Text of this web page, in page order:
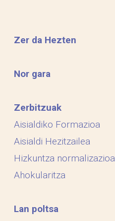
Zer da Hezten
Nor gara
Zerbitzuak
Aisialdiko Formazioa
Aisialdi Hezitzailea
Hizkuntza normalizazioa
Ahokularitza
Lan poltsa